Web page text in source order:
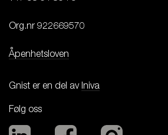
Org.nr 922669570
Åpenhetsloven
Gnist er en del avIniva
Følg oss